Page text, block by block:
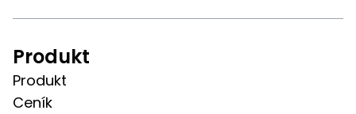
Produkt
Produkt
Ceník